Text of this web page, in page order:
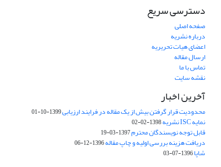
دسترسی سریع
صفحه اصلی
درباره نشریه
اعضای هیات تحریریه
ارسال مقاله
تماس با ما
نقشه سایت
آخرین اخبار
محدودیت قرار گرفتن بیش از یک مقاله در فرایند ارزیابی1399-10-01
نمایه ISC نشریه 1398-02-02
قابل توجه نویسندگان محترم1397-03-19
دریافت هزینه بررسی اولیه و چاپ مقاله1396-12-06
شاپا1396-07-03